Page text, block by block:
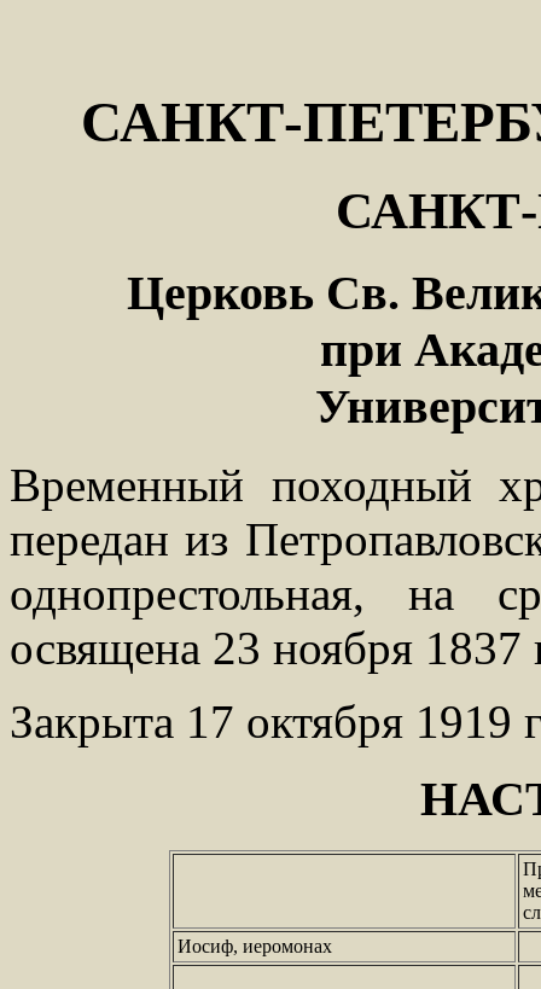
САНКТ-
Церковь Св.
при
Временный походный
передан из
однопрестольная, на
освящена 23 ноября 1837
Закрыта 17 октября 1919
Иосиф, иеромонах